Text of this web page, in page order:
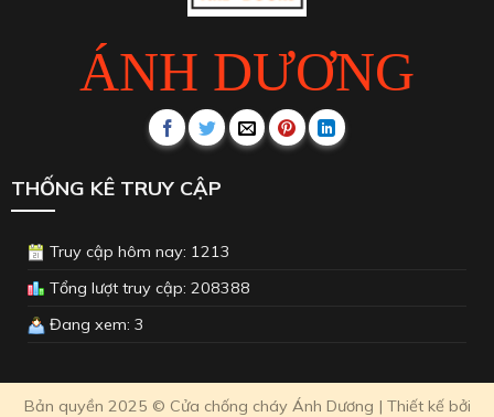
ÁNH DƯƠNG
THỐNG KÊ TRUY CẬP
Truy cập hôm nay: 1213
Tổng lượt truy cập: 208388
Đang xem: 3
Bản quyền 2025 © Cửa chống cháy Ánh Dương | Thiết kế bởi